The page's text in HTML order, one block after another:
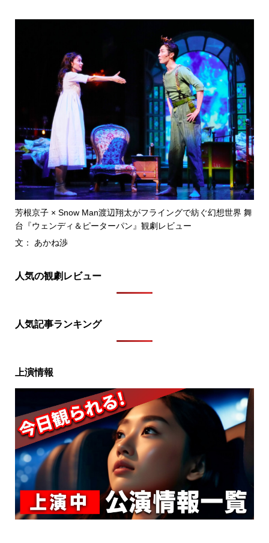
芳根京子 × Snow Man渡辺翔太がフライングで紡ぐ幻想世界 舞
台『ウェンディ＆ピーターパン』観劇レビュー
文： あかね渉
人気の観劇レビュー
人気記事ランキング
上演情報